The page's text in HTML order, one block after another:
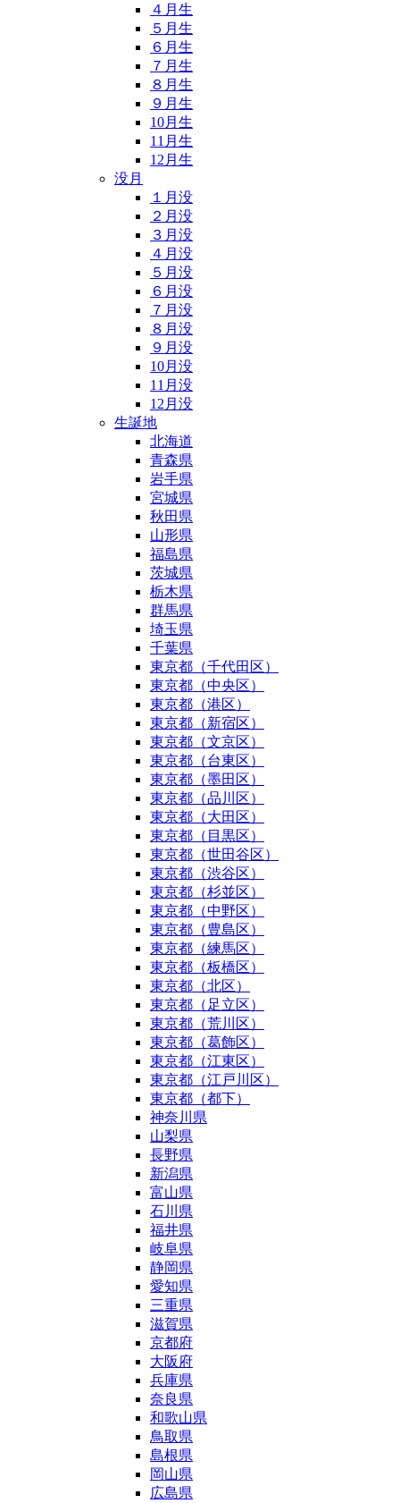
４月生
５月生
６月生
７月生
８月生
９月生
10月生
11月生
12月生
没月
１月没
２月没
３月没
４月没
５月没
６月没
７月没
８月没
９月没
10月没
11月没
12月没
生誕地
北海道
青森県
岩手県
宮城県
秋田県
山形県
福島県
茨城県
栃木県
群馬県
埼玉県
千葉県
東京都（千代田区）
東京都（中央区）
東京都（港区）
東京都（新宿区）
東京都（文京区）
東京都（台東区）
東京都（墨田区）
東京都（品川区）
東京都（大田区）
東京都（目黒区）
東京都（世田谷区）
東京都（渋谷区）
東京都（杉並区）
東京都（中野区）
東京都（豊島区）
東京都（練馬区）
東京都（板橋区）
東京都（北区）
東京都（足立区）
東京都（荒川区）
東京都（葛飾区）
東京都（江東区）
東京都（江戸川区）
東京都（都下）
神奈川県
山梨県
長野県
新潟県
富山県
石川県
福井県
岐阜県
静岡県
愛知県
三重県
滋賀県
京都府
大阪府
兵庫県
奈良県
和歌山県
鳥取県
島根県
岡山県
広島県